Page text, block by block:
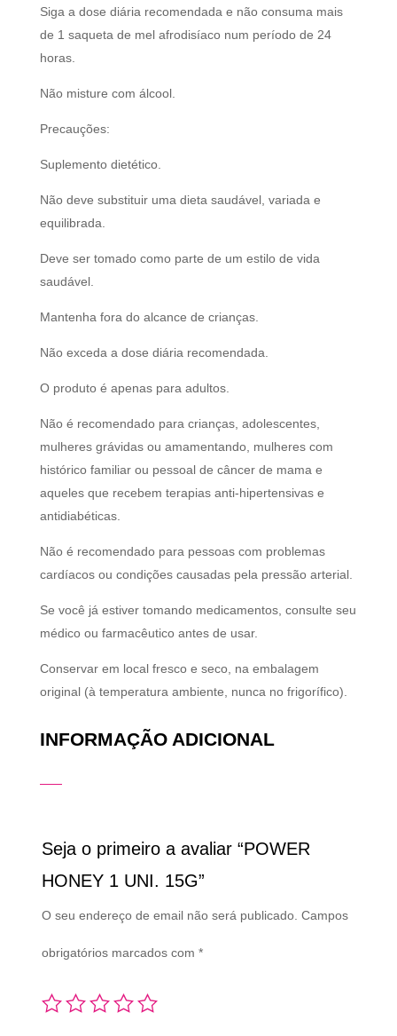
Siga a dose diária recomendada e não consuma mais
de 1 saqueta de mel afrodisíaco num período de 24
horas.
Não misture com álcool.
Precauções:
Suplemento dietético.
Não deve substituir uma dieta saudável, variada e
equilibrada.
Deve ser tomado como parte de um estilo de vida
saudável.
Mantenha fora do alcance de crianças.
Não exceda a dose diária recomendada.
O produto é apenas para adultos.
Não é recomendado para crianças, adolescentes,
mulheres grávidas ou amamentando, mulheres com
histórico familiar ou pessoal de câncer de mama e
aqueles que recebem terapias anti-hipertensivas e
antidiabéticas.
Não é recomendado para pessoas com problemas
cardíacos ou condições causadas pela pressão arterial.
Se você já estiver tomando medicamentos, consulte seu
médico ou farmacêutico antes de usar.
Conservar em local fresco e seco, na embalagem
original (à temperatura ambiente, nunca no frigorífico).
INFORMAÇÃO ADICIONAL
Seja o primeiro a avaliar “POWER
HONEY 1 UNI. 15G”
O seu endereço de email não será publicado. Campos
obrigatórios marcados com *